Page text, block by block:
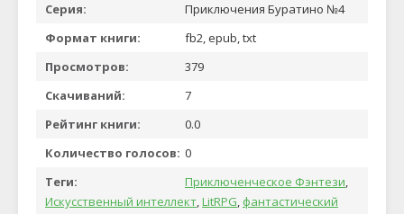
Серия:
Приключения Буратино №4
Формат книги:
fb2, epub, txt
Просмотров:
379
Скачиваний:
7
Рейтинг книги:
0.0
Количество голосов: 0
Теги:
Приключенческое Фэнтези,
Искусственный интеллект,LitRPG, фантастический